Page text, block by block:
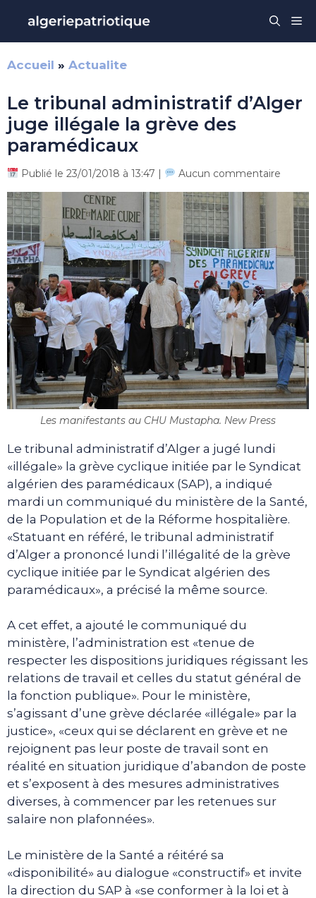
contenu
Accueil » Actualite
Le tribunal administratif d’Alger
juge illégale la grève des
paramédicaux
Publié le 23/01/2018 à 13:47 | Aucun commentaire
Les manifestants au CHU Mustapha. New Press
Le tribunal administratif d’Alger a jugé lundi
«illégale» la grève cyclique initiée par le Syndicat
algérien des paramédicaux (SAP), a indiqué
mardi un communiqué du ministère de la Santé,
de la Population et de la Réforme hospitalière.
«Statuant en référé, le tribunal administratif
d’Alger a prononcé lundi l’illégalité de la grève
cyclique initiée par le Syndicat algérien des
paramédicaux», a précisé la même source.
A cet effet, a ajouté le communiqué du
ministère, l’administration est «tenue de
respecter les dispositions juridiques régissant les
relations de travail et celles du statut général de
la fonction publique». Pour le ministère,
s’agissant d’une grève déclarée «illégale» par la
justice», «ceux qui se déclarent en grève et ne
rejoignent pas leur poste de travail sont en
réalité en situation juridique d’abandon de poste
et s’exposent à des mesures administratives
diverses, à commencer par les retenues sur
salaire non plafonnées».
Le ministère de la Santé a réitéré sa
«disponibilité» au dialogue «constructif» et invite
la direction du SAP à «se conformer à la loi et à